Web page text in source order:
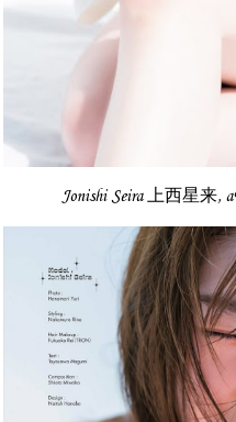
Jonishi Seira 上西星来,